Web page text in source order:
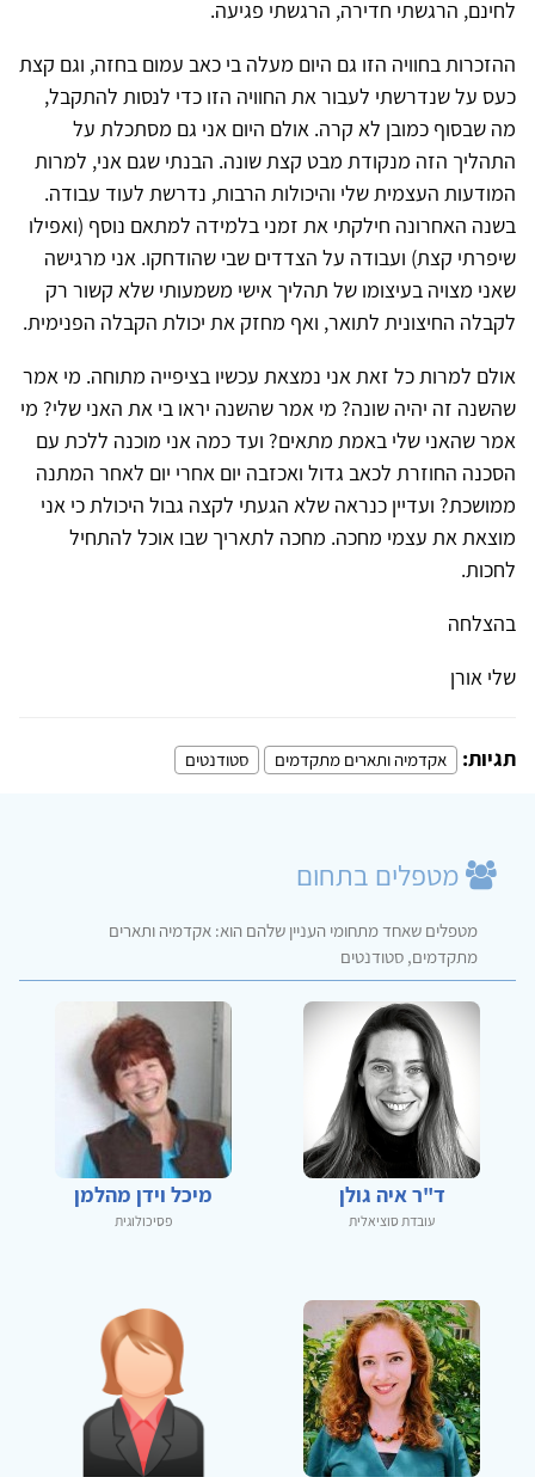
לחינם, הרגשתי חדירה, הרגשתי פגיעה.
ההזכרות בחוויה הזו גם היום מעלה בי כאב עמום בחזה, וגם קצת
כעס על שנדרשתי לעבור את החוויה הזו כדי לנסות להתקבל,
מה שבסוף כמובן לא קרה. אולם היום אני גם מסתכלת על
התהליך הזה מנקודת מבט קצת שונה. הבנתי שגם אני, למרות
המודעות העצמית שלי והיכולות הרבות, נדרשת לעוד עבודה.
בשנה האחרונה חילקתי את זמני בלמידה למתאם נוסף (ואפילו
שיפרתי קצת) ועבודה על הצדדים שבי שהודחקו. אני מרגישה
שאני מצויה בעיצומו של תהליך אישי משמעותי שלא קשור רק
לקבלה החיצונית לתואר, ואף מחזק את יכולת הקבלה הפנימית.
אולם למרות כל זאת אני נמצאת עכשיו בציפייה מתוחה. מי אמר
שהשנה זה יהיה שונה? מי אמר שהשנה יראו בי את האני שלי? מי
אמר שהאני שלי באמת מתאים? ועד כמה אני מוכנה ללכת עם
הסכנה החוזרת לכאב גדול ואכזבה יום אחרי יום לאחר המתנה
ממושכת? ועדיין כנראה שלא הגעתי לקצה גבול היכולת כי אני
מוצאת את עצמי מחכה. מחכה לתאריך שבו אוכל להתחיל
לחכות.
בהצלחה
שלי אורן
תגיות: אקדמיה ותארים מתקדמים סטודנטים
מטפלים בתחום
מטפלים שאחד מתחומי העניין שלהם הוא: אקדמיה ותארים
מתקדמים, סטודנטים
ד"ר איה גולן
עובדת סוציאלית
מיכל וידן מהלמן
פסיכולוגית